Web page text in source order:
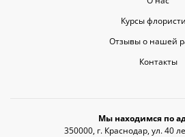
Курсы
Отзывы о нашей
Контакты
Мы находимся по
350000, г. Краснодар, ул. 40